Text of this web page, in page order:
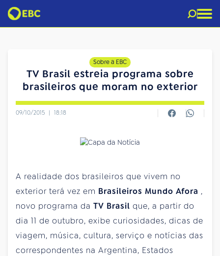
Sobre a EBC
TV Brasil estreia programa sobre
brasileiros que moram no exterior
09/10/2015 | 18:18
A realidade dos brasileiros que vivem no
exterior terá vez em Brasileiros Mundo Afora ,
novo programa da TV Brasil que, a partir do
dia 11 de outubro, exibe curiosidades, dicas de
viagem, música, cultura, serviço e notícias das
correspondentes na Argentina, Estados